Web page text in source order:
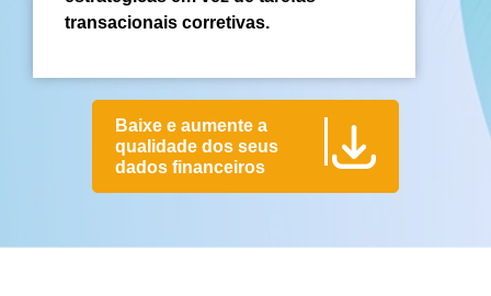
transacionais corretivas.
Baixe e aumente a
qualidade dos seus
dados financeiros